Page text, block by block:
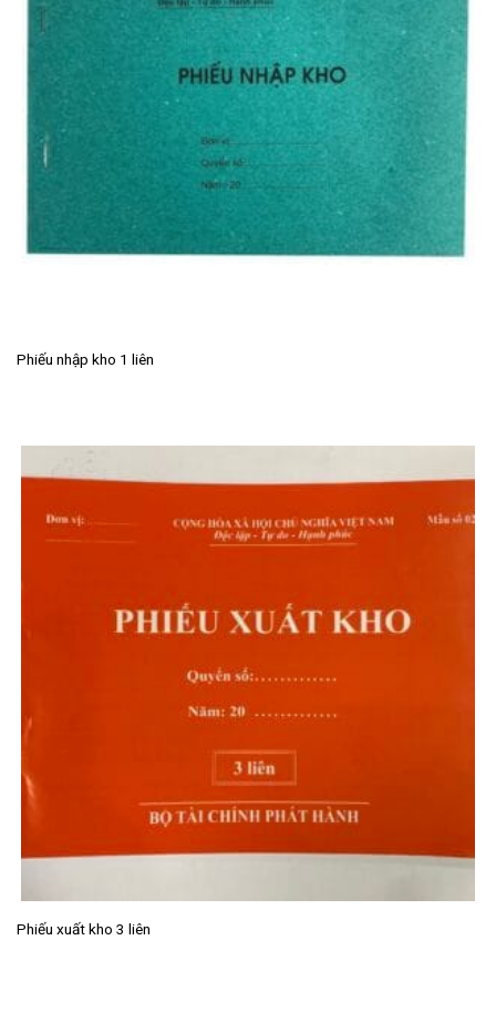
Phiếu nhập kho 1 liên
Phiếu xuất kho 3 liên